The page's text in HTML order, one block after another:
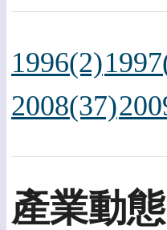
1996(2)
2008(37)
產業動態